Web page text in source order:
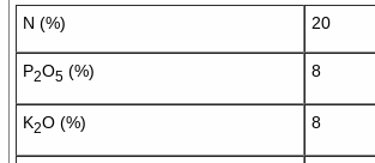
N (%) 20
P2O5 (%) 8
K2O (%) 8